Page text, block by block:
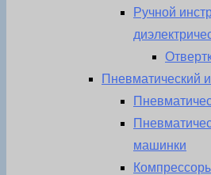
Ручной
Пневматический
машинки